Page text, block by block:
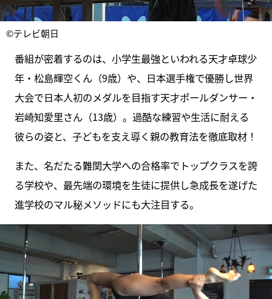
©テレビ朝日
番組が密着するのは、小学生最強といわれる天才卓球少
年・松島輝空くん（9歳）や、日本選手権で優勝し世界
大会で日本人初のメダルを目指す天才ポールダンサー・
岩崎知愛里さん（13歳）。過酷な練習や生活に耐える
彼らの姿と、子どもを支え導く親の教育法を徹底取材！
また、名だたる難関大学への合格率でトップクラスを誇
る学校や、最先端の環境を生徒に提供し急成長を遂げた
進学校のマル秘メソッドにも大注目する。